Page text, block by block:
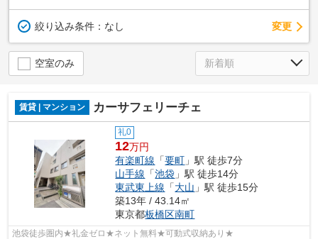
絞り込み条件： なし 変更
空室のみ
賃貸 | マンション カーサフェリーチェ
礼0
12万円
有楽町線 「要町 」駅 徒歩7分
山手線 「池袋 」駅 徒歩14分
東武東上線 「大山 」駅 徒歩15分
築13年 / 43.14㎡
東京都板橋区南町
池袋徒歩圏内★礼金ゼロ★ネット無料★可動式収納あり★